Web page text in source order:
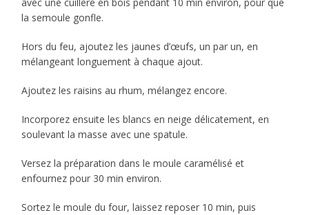
la semoule gonfle.
Hors du feu, ajoutez les jaunes d’œufs, un par un, en
mélangeant longuement à chaque ajout.
Ajoutez les raisins au rhum, mélangez encore.
Incorporez ensuite les blancs en neige délicatement, en
soulevant la masse avec une spatule.
Versez la préparation dans le moule caramélisé et
enfournez pour 30 min environ.
Sortez le moule du four, laissez reposer 10 min, puis